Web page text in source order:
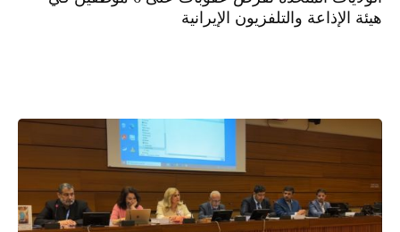
هيئة الإذاعة والتلفزيون الإيرانية